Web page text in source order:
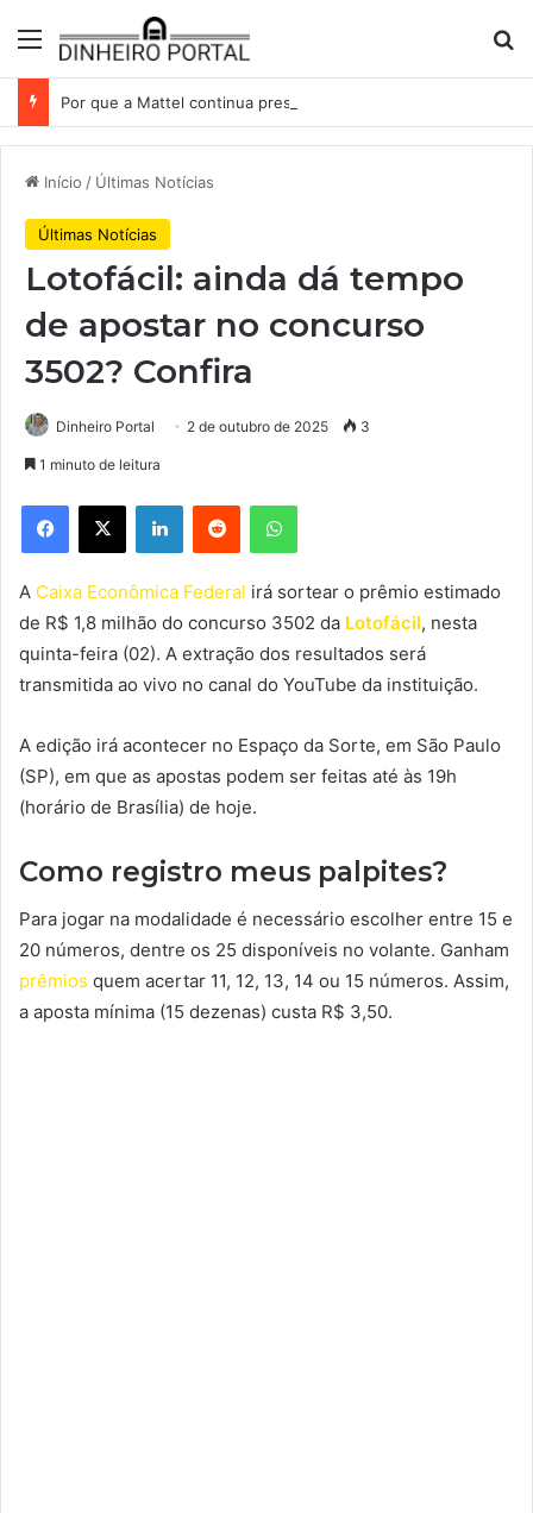
Menu
Início / Últimas Notícias
Últimas Notícias
Lotofácil: ainda dá tempo
de apostar no concurso
3502? Confira
Dinheiro Portal 2 de outubro de 2025 3
1 minuto de leitura
Facebook
X LinkedinReddit WhatsApp
A Caixa Econômica Federal irá sortear o prêmio estimado
de R$ 1,8 milhão do concurso 3502 da Lotofácil, nesta
quinta-feira (02). A extração dos resultados será
transmitida ao vivo no canal do YouTube da instituição.
A edição irá acontecer no Espaço da Sorte, em São Paulo
(SP), em que as apostas podem ser feitas até às 19h
(horário de Brasília) de hoje.
Como registro meus palpites?
Para jogar na modalidade é necessário escolher entre 15 e
20 números, dentre os 25 disponíveis no volante. Ganham
prêmios quem acertar 11, 12, 13, 14 ou 15 números. Assim,
a aposta mínima (15 dezenas) custa R$ 3,50.